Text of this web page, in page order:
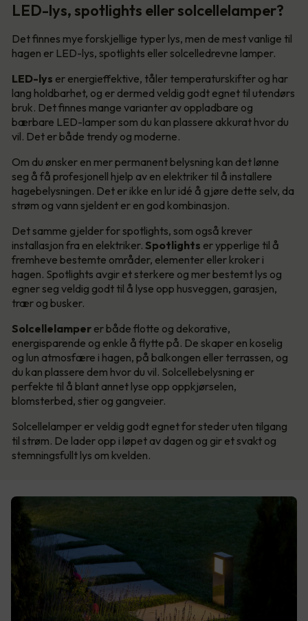
LED-lys, spotlights eller solcellelamper?
Det finnes mye forskjellige typer lys, men de mest vanlige til
hagen er LED-lys, spotlights eller solcelledrevne lamper.
LED-lys er energieffektive, tåler temperaturskifter og har
lang holdbarhet, og er dermed veldig godt egnet til utendørs
bruk. Det finnes mange varianter av oppladbare og
bærbare LED-lamper som du kan plassere akkurat hvor du
vil. Det er både trendy og moderne.
Om du ønsker en mer permanent belysning kan det lønne
seg å få profesjonell hjelp av en elektriker til å installere
hagebelysningen. Det er ikke en lur idé å gjøre dette selv, da
strøm og vann sjeldent er en god kombinasjon.
Det samme gjelder for spotlights, som også krever
installasjon fra en elektriker. Spotlights er ypperlige til å
fremheve bestemte områder, elementer eller kroker i
hagen. Spotlights avgir et sterkere og mer bestemt lys og
egner seg veldig godt til å lyse opp husveggen, garasjen,
trær og busker.
Solcellelamper er både flotte og dekorative,
energisparende og enkle å flytte på. De skaper en koselig
og lun atmosfære i hagen, på balkongen eller terrassen, og
du kan plassere dem hvor du vil. Solcellebelysning er
perfekte til å blant annet lyse opp oppkjørselen,
blomsterbed, stier og gangveier.
Solcellelamper er veldig godt egnet for steder uten tilgang
til strøm. De lader opp i løpet av dagen og gir et svakt og
stemningsfullt lys om kvelden.